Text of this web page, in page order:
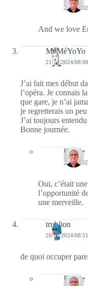
21/10/
And we love
MéMéYoYo
21/10/2024/08:06
J’ai fait mes début
l’opéra. Je connais
que gare, je n’ai
je regretterais un
J’ai toujours
Bonne journée.
Bernie
21/10/
Oui, c’était
l’opportunité
une merveille.
trublion
20/10/2024/08:51
de quoi occuper
Bernie